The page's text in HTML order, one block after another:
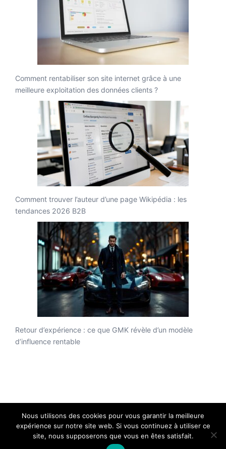
Comment rentabiliser son site internet grâce à une
meilleure exploitation des données clients ?
Comment trouver l’auteur d’une page Wikipédia : les
tendances 2026 B2B
Retour d’expérience : ce que GMK révèle d’un modèle
d’influence rentable
Web agency, studio de création et d'édition - Copyright
Nous utilisons des cookies pour vous garantir la meilleure
expérience sur notre site web. Si vous continuez à utiliser ce
site, nous supposerons que vous en êtes satisfait.